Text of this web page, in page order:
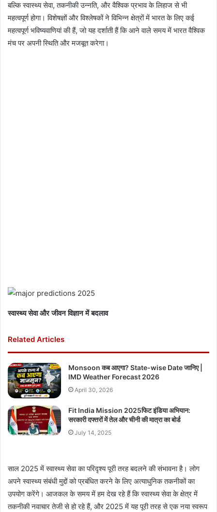
बल्कि स्वास्थ्य सेवा, तकनीकी उन्नति, और वैश्विक प्रभाव के लिहाज से भी
महत्वपूर्ण होगा। विशेषज्ञों और विश्लेषकों ने विभिन्न क्षेत्रों में भारत के लिए कई
महत्वपूर्ण भविष्यवाणियां की हैं, जो यह दर्शाती हैं कि आने वाले समय में भारत वैश्विक
मंच पर अपनी स्थिति और मजबूत करेगा।
स्वास्थ्य सेवा और जीवन विज्ञान में बदलाव
Related Articles
Monsoon कब आएगा? State-wise Date जानिए |
IMD Weather Forecast 2026
April 30, 2026
Fit India Mission 2025फिट इंडिया अभियान:
सरकारी दफ्तरों में तेल और चीनी की मात्रा का बोर्ड
July 14, 2025
साल 2025 में स्वास्थ्य सेवा का परिदृश्य पूरी तरह बदलने की संभावना है। लोग
अपने स्वास्थ्य संबंधी मुद्दों को प्रबंधित करने के लिए अत्याधुनिक तकनीकों का
उपयोग करेंगे। आजकल के समय में हम देख रहे हैं कि स्वास्थ्य सेवा के क्षेत्र में
तकनीकी नवाचार तेजी से हो रहे हैं, और 2025 में यह पूरी तरह से एक नया स्वरूप